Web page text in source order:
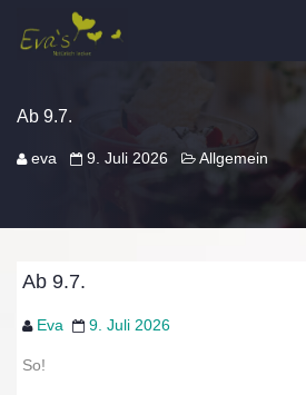
Ab 9.7.
eva 9. Juli 2026 Allgemein
Ab 9.7.
Eva 9. Juli 2026
So!